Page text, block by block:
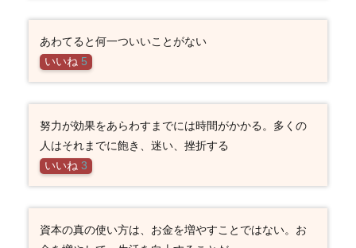
あわてると何一ついいことがない
いいね 5
努力が効果をあらわすまでには時間がかかる。多くの
人はそれまでに飽き、迷い、挫折する
いいね 3
資本の真の使い方は、お金を増やすことではない。お